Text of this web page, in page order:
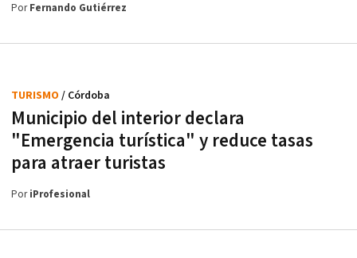
PorFernando Gutiérrez
Municipio del interior declara
"Emergencia turística" y reduce tasas
para atraer turistas
TURISMO / Córdoba
PoriProfesional